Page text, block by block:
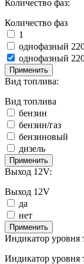
Количество фаз:
Количество фаз
1
однофазный
однофазный
Применить
Вид топлива:
Вид топлива
бензин
бензин/газ
бензиновый
дизель
Применить
Выход 12V:
Выход 12V
да
нет
Применить
Индикатор уровня
Индикатор уровня